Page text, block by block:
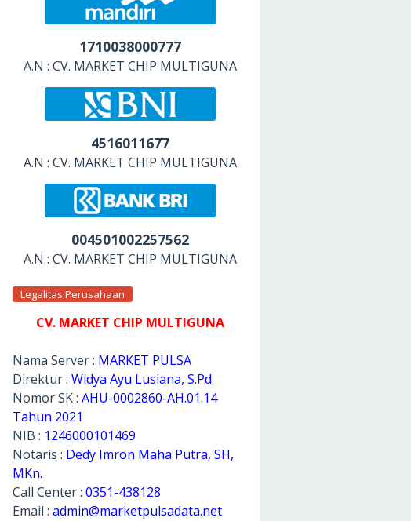
1710038000777
A.N : CV. MARKET CHIP MULTIGUNA
4516011677
A.N : CV. MARKET CHIP MULTIGUNA
004501002257562
A.N : CV. MARKET CHIP MULTIGUNA
Legalitas Perusahaan
CV. MARKET CHIP MULTIGUNA
Nama Server : MARKET PULSA
Direktur : Widya Ayu Lusiana, S.Pd.
Nomor SK : AHU-0002860-AH.01.14
Tahun 2021
NIB : 1246000101469
Notaris : Dedy Imron Maha Putra, SH,
MKn.
Call Center : 0351-438128
Email : admin@marketpulsadata.net